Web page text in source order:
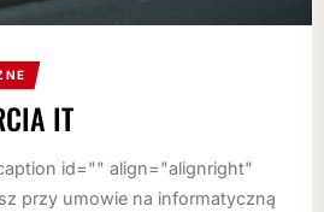
IT
id="" align="alignright"
przy umowie na informatyczną